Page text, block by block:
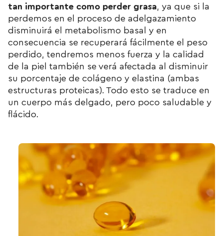
tan importante como perder grasa, ya que si la
perdemos en el proceso de adelgazamiento
disminuirá el metabolismo basal y en
consecuencia se recuperará fácilmente el peso
perdido, tendremos menos fuerza y la calidad
de la piel también se verá afectada al disminuir
su porcentaje de colágeno y elastina (ambas
estructuras proteicas). Todo esto se traduce en
un cuerpo más delgado, pero poco saludable y
flácido.